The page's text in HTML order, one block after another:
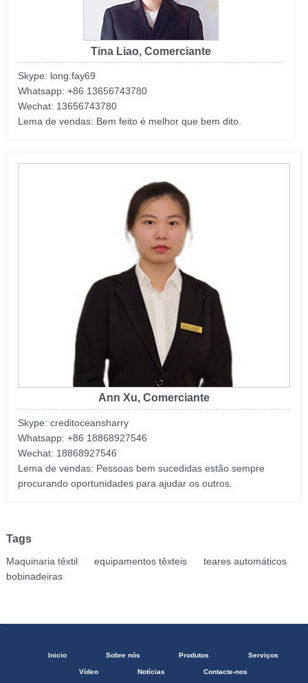
Tina Liao, Comerciante
Skype: long.fay69
Whatsapp: +86 13656743780
Wechat: 13656743780
Lema de vendas: Bem feito é melhor que bem dito.
Ann Xu, Comerciante
Skype: creditoceansharry
Whatsapp: +86 18868927546
Wechat: 18868927546
Lema de vendas: Pessoas bem sucedidas estão sempre
procurando oportunidades para ajudar os outros.
Tags
Maquinaria têxtil equipamentos têxteis
teares automáticos
bobinadeiras
Inicio Sobre nós Produtos Serviços
Vídeo Notícias Contacte-nos